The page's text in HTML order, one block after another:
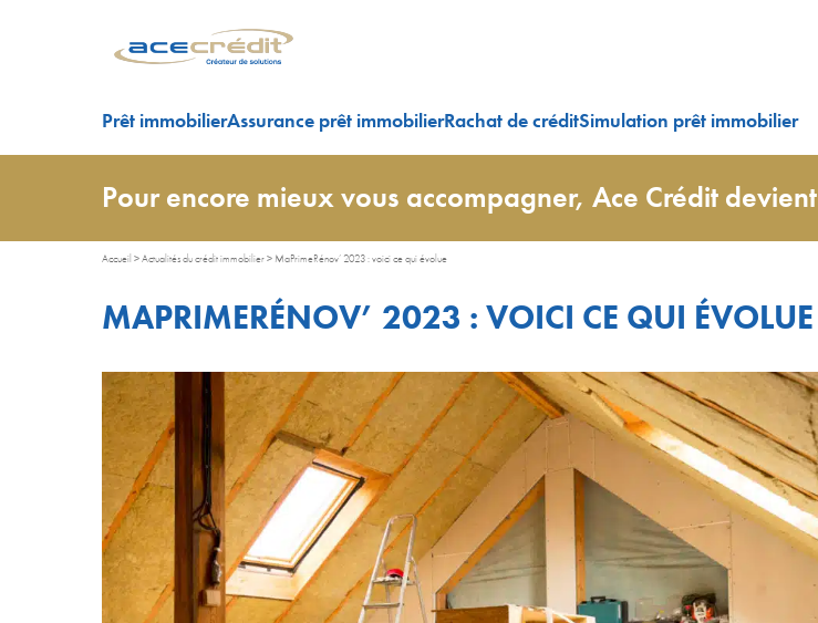
Prêt immobilierAssurance prêt immobilierRachat de créditSimulation prêt immobilier
Pour encore mieux vous accompagner, Ace Crédit devient
Accueil >Actualités du crédit immobilier> MaPrimeRénov’ 2023 : voici ce qui évolue
MAPRIMERÉNOV’ 2023 : VOICI CE QUI ÉVOLUE